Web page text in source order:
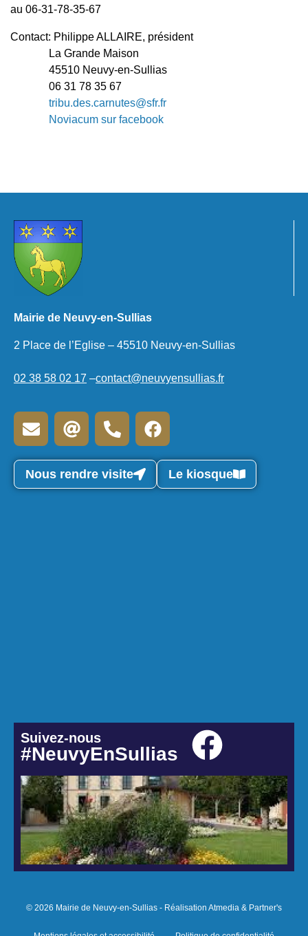
au 06-31-78-35-67
Contact: Philippe ALLAIRE, président
La Grande Maison
45510 Neuvy-en-Sullias
06 31 78 35 67
tribu.des.carnutes@sfr.fr
Noviacum sur facebook
Mairie de Neuvy-en-Sullias
2 Place de l’Eglise – 45510 Neuvy-en-Sullias
02 38 58 02 17 –contact@neuvyensullias.fr
Nous rendre visite Le kiosque
Suivez-nous
#NeuvyEnSullias
© 2026 Mairie de Neuvy-en-Sullias - Réalisation Atmedia & Partner's